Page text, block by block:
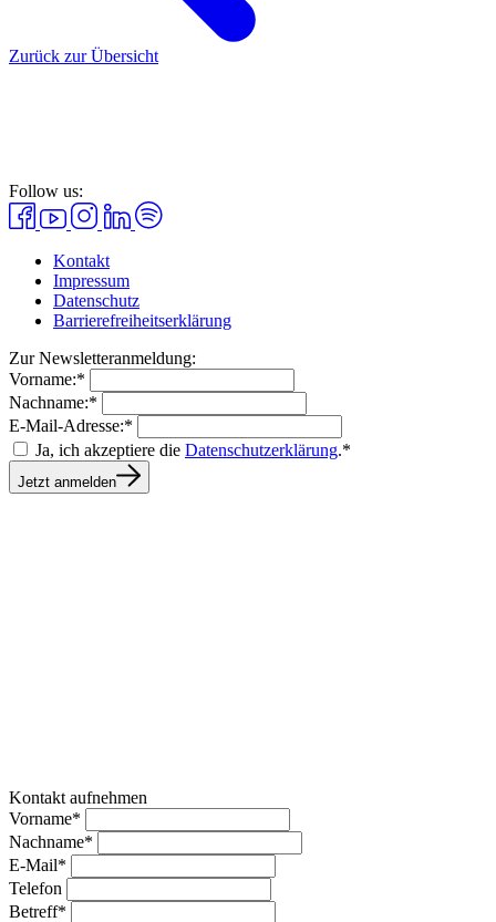
Zurück zur Übersicht
Follow us:
Kontakt
Impressum
Datenschutz
Barrierefreiheitserklärung
Zur Newsletteranmeldung:
Vorname:*
Nachname:*
E-Mail-Adresse:*
Ja, ich akzeptiere die Datenschutzerklärung.*
Jetzt anmelden
Kontakt aufnehmen
Vorname*
Nachname*
E-Mail*
Telefon
Betreff*